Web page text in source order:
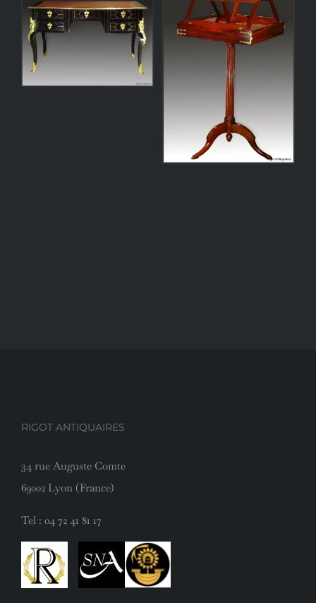
RIGOT ANTIQUAIRES
34 rue Auguste Comte
69002 Lyon (France)
Tel : 04 72 41 81 17